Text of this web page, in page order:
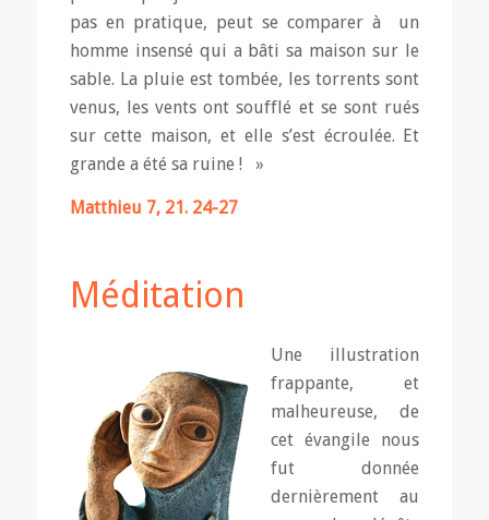
pas en pratique, peut se comparer à un
homme insensé qui a bâti sa maison sur le
sable. La pluie est tombée, les torrents sont
venus, les vents ont soufflé et se sont rués
sur cette maison, et elle s’est écroulée. Et
grande a été sa ruine ! »
Matthieu 7, 21. 24-27
Méditation
Une illustration
frappante, et
malheureuse, de
cet évangile nous
fut donnée
dernièrement au